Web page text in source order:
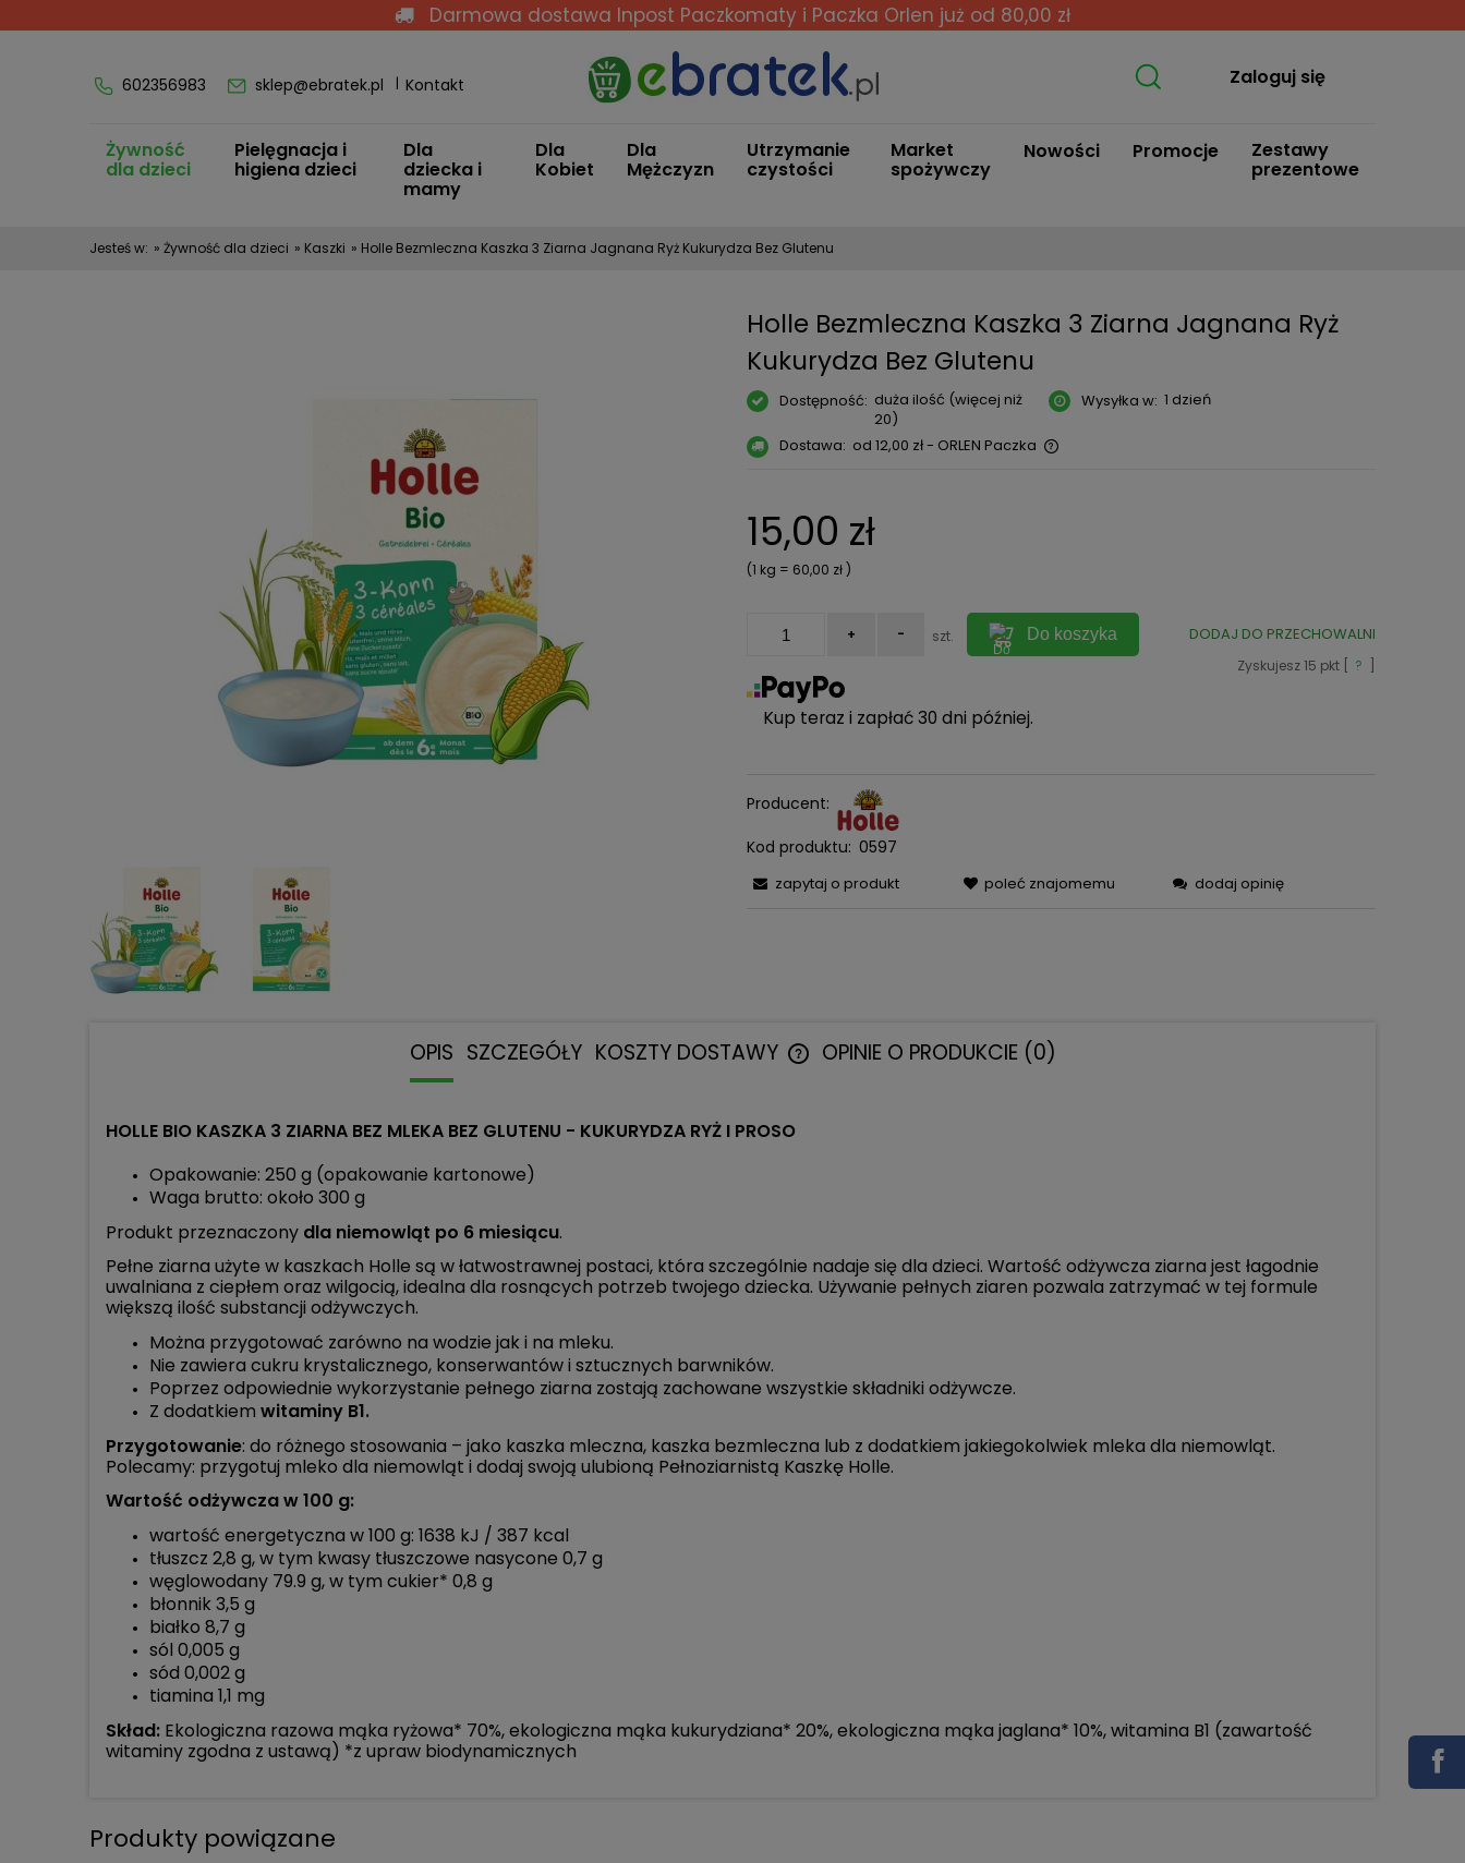
Darmowa dostawa Inpost Paczkomaty i Paczka Orlen już od 80,00 zł
602356983 sklep@ebratek.pl Kontakt Zaloguj się
Żywność
dla dzieci
Pielęgnacja i
higiena dzieci
Dla
dziecka i
mamy
Dla
Kobiet
Dla
Mężczyzn
Utrzymanie
czystości
Market
spożywczy
Nowości Promocje Zestawy
prezentowe
Jesteś w: » Żywność dla dzieci » Kaszki » Holle Bezmleczna Kaszka 3 Ziarna Jagnana Ryż Kukurydza Bez Glutenu
Holle Bezmleczna Kaszka 3 Ziarna Jagnana Ryż
Kukurydza Bez Glutenu
Dostępność: duża ilość (więcej niż
20)
Wysyłka w: 1 dzień
Dostawa: od 12,00 zł- ORLEN Paczka
kosztów płatności
15,00 zł
(1 kg = 60,00 zł )
+ - szt. Do koszyka DODAJ DO PRZECHOWALNI
Zyskujesz 15 pkt [ ?
Kup teraz i zapłać 30 dni później.
Producent:
Kod produktu: 0597
zapytaj o produkt poleć znajomemu dodaj opinię
OPIS SZCZEGÓŁY KOSZTY DOSTAWY OPINIE O PRODUKCIE (0)
HOLLE BIO KASZKA 3 ZIARNA BEZ MLEKA BEZ GLUTENU - KUKURYDZA RYŻ I PROSO
Opakowanie: 250 g (opakowanie kartonowe)
Waga brutto: około 300 g
Produkt przeznaczony dla niemowląt po 6 miesiącu.
Pełne ziarna użyte w kaszkach Holle są w łatwostrawnej postaci, która szczególnie nadaje się dla dzieci. Wartość odżywcza ziarna jest łagodnie
uwalniana z ciepłem oraz wilgocią, idealna dla rosnących potrzeb twojego dziecka. Używanie pełnych ziaren pozwala zatrzymać w tej formule
większą ilość substancji odżywczych.
Można przygotować zarówno na wodzie jak i na mleku.
Nie zawiera cukru krystalicznego, konserwantów i sztucznych barwników.
Poprzez odpowiednie wykorzystanie pełnego ziarna zostają zachowane wszystkie składniki odżywcze.
Z dodatkiem witaminy B1.
Przygotowanie: do różnego stosowania – jako kaszka mleczna, kaszka bezmleczna lub z dodatkiem jakiegokolwiek mleka dla niemowląt.
Polecamy: przygotuj mleko dla niemowląt i dodaj swoją ulubioną Pełnoziarnistą Kaszkę Holle.
Wartość odżywcza w 100 g:
wartość energetyczna w 100 g: 1638 kJ / 387 kcal
tłuszcz 2,8 g, w tym kwasy tłuszczowe nasycone 0,7 g
węglowodany 79.9 g, w tym cukier* 0,8 g
błonnik 3,5 g
białko 8,7 g
sól 0,005 g
sód 0,002 g
tiamina 1,1 mg
Skład: Ekologiczna razowa mąka ryżowa* 70%, ekologiczna mąka kukurydziana* 20%, ekologiczna mąka jaglana* 10%, witamina B1 (zawartość
witaminy zgodna z ustawą) *z upraw biodynamicznych
Produkty powiązane